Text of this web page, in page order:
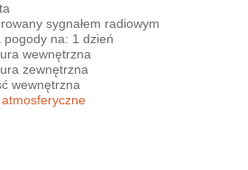
sygnałem radiowym
pogody na: 1 dzień
wewnętrzna
zewnętrzna
wewnętrzna